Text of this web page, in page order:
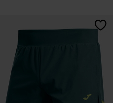
4,3 sobre 5 de valoración de clientes